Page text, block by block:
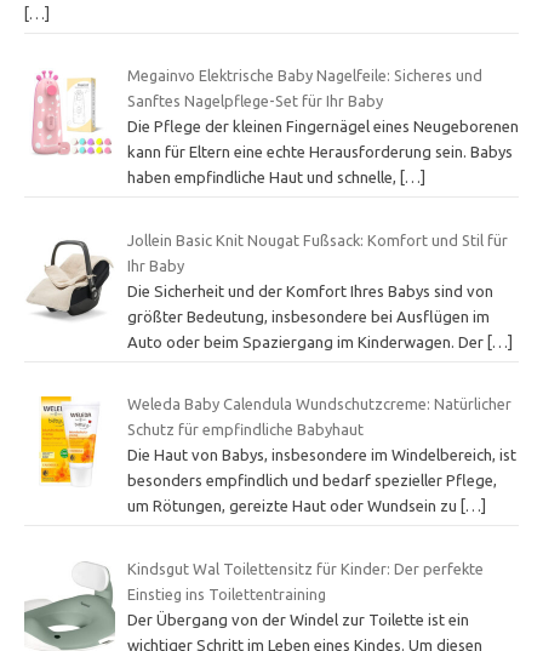
[…]
Megainvo Elektrische Baby Nagelfeile: Sicheres und
Sanftes Nagelpflege-Set für Ihr Baby
Die Pflege der kleinen Fingernägel eines Neugeborenen
kann für Eltern eine echte Herausforderung sein. Babys
haben empfindliche Haut und schnelle,
[…]
Jollein Basic Knit Nougat Fußsack: Komfort und Stil für
Ihr Baby
Die Sicherheit und der Komfort Ihres Babys sind von
größter Bedeutung, insbesondere bei Ausflügen im
Auto oder beim Spaziergang im Kinderwagen. Der […]
Weleda Baby Calendula Wundschutzcreme: Natürlicher
Schutz für empfindliche Babyhaut
Die Haut von Babys, insbesondere im Windelbereich, ist
besonders empfindlich und bedarf spezieller Pflege,
um Rötungen, gereizte Haut oder Wundsein zu
[…]
Kindsgut Wal Toilettensitz für Kinder: Der perfekte
Einstieg ins Toilettentraining
Der Übergang von der Windel zur Toilette ist ein
wichtiger Schritt im Leben eines Kindes. Um diesen